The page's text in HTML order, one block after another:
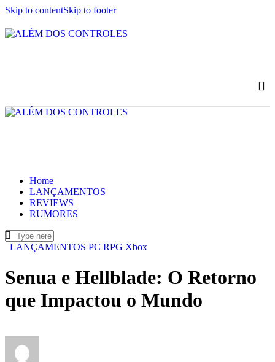
Skip to contentSkip to footer
Home
LANÇAMENTOS
REVIEWS
RUMORES
LANÇAMENTOS PC RPG Xbox
Senua e Hellblade: O Retorno
que Impactou o Mundo